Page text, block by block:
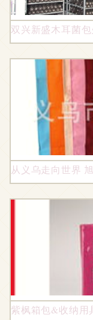
双兴新盛木耳菌
从义乌走向世界
紫枫箱包&收纳用